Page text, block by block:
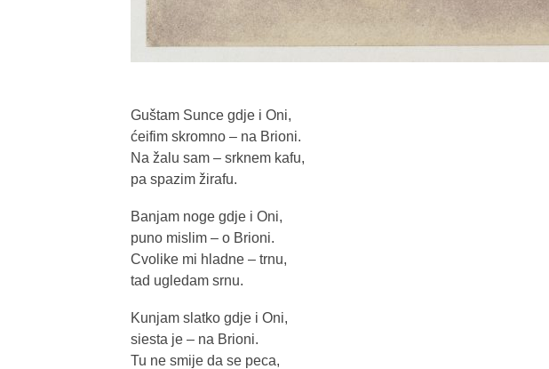
Guštam Sunce gdje i Oni,
ćeifim skromno – na Brioni.
Na žalu sam – srknem kafu,
pa spazim žirafu.
Banjam noge gdje i Oni,
puno mislim – o Brioni.
Cvolike mi hladne – trnu,
tad ugledam srnu.
Kunjam slatko gdje i Oni,
siesta je – na Brioni.
Tu ne smije da se peca,